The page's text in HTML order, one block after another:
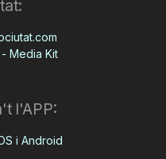
Media Kit
l'APP:
i Android